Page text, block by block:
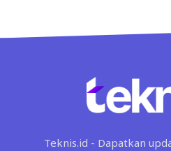
Teknis.id - Dapatkan